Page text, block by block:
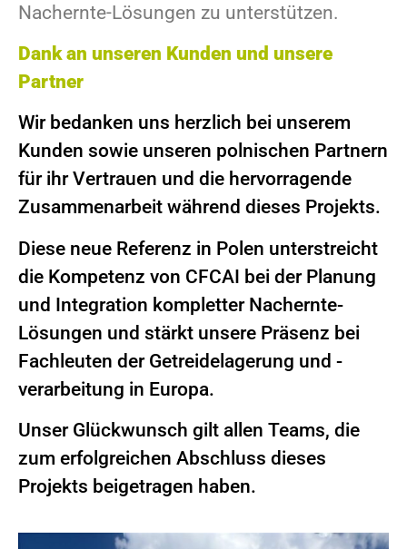
Nachernte-Lösungen zu unterstützen.
Dank an unseren Kunden und unsere
Partner
Wir bedanken uns herzlich bei unserem
Kunden sowie unseren polnischen Partnern
für ihr Vertrauen und die hervorragende
Zusammenarbeit während dieses Projekts.
Diese neue Referenz in Polen unterstreicht
die Kompetenz von CFCAI bei der Planung
und Integration kompletter Nachernte-
Lösungen und stärkt unsere Präsenz bei
Fachleuten der Getreidelagerung und -
verarbeitung in Europa.
Unser Glückwunsch gilt allen Teams, die
zum erfolgreichen Abschluss dieses
Projekts beigetragen haben.